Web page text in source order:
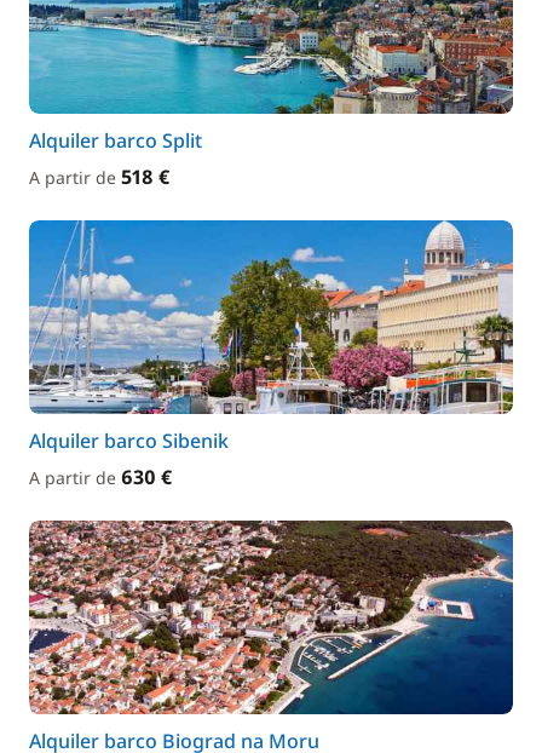
Alquiler barco Split
A partir de 518 €
Alquiler barco Sibenik
A partir de 630 €
Alquiler barco Biograd na Moru